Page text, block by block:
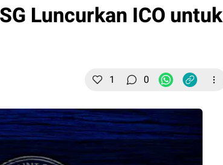
Luncurkan ICO untuk
1 0